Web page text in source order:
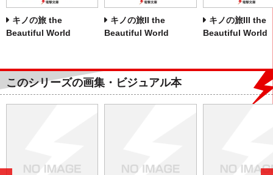
キノの旅 the
Beautiful World
キノの旅II the
Beautiful World
キノの旅III the
Beautiful World
このシリーズの画集・ビジュアル本